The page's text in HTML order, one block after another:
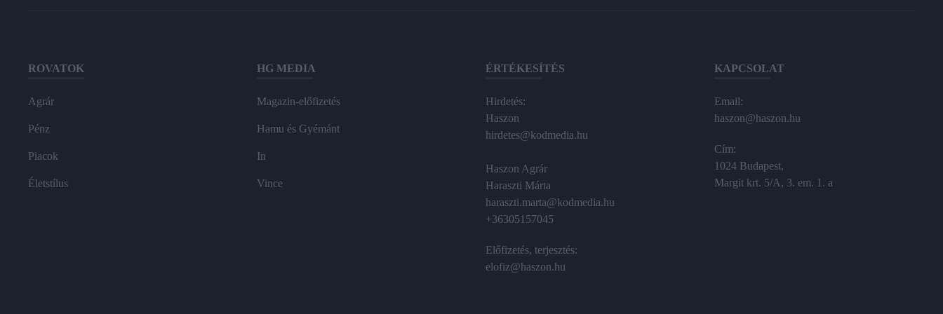
ROVATOK
Agrár
Pénz
Piacok
Életstílus
HG MEDIA
Magazin-előfizetés
Hamu és Gyémánt
In
Vince
ÉRTÉKESÍTÉS
Hirdetés:
Haszon
hirdetes@kodmedia.hu
Haszon Agrár
Haraszti Márta
haraszti.marta@kodmedia.hu
+36305157045
Előfizetés, terjesztés:
elofiz@haszon.hu
KAPCSOLAT
Email:
haszon@haszon.hu
Cím:
1024 Budapest,
Margit krt. 5/A, 3. em. 1. a